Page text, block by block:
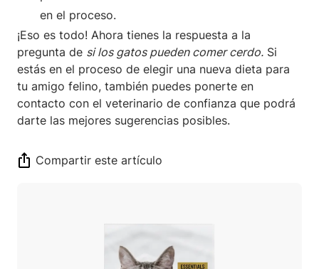
en el proceso.
¡Eso es todo! Ahora tienes la respuesta a la
pregunta de si los gatos pueden comer cerdo. Si
estás en el proceso de elegir una nueva dieta para
tu amigo felino, también puedes ponerte en
contacto con el veterinario de confianza que podrá
darte las mejores sugerencias posibles.
Compartir este artículo